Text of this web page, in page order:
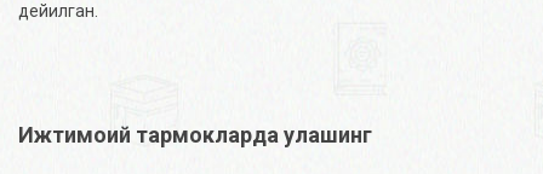
дейилган.
Ижтимоий тармокларда улашинг